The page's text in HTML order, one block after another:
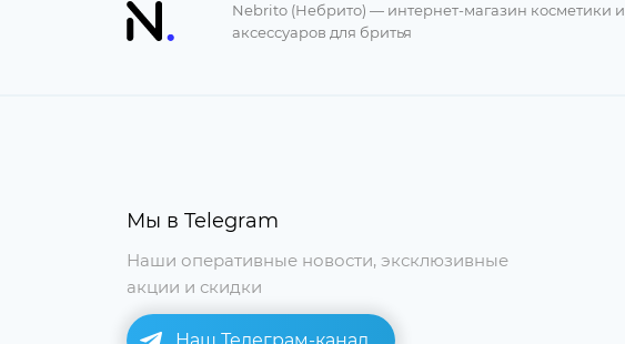
Nebrito (Небрито) — интернет-магазин косметики и
аксессуаров для бритья
Мы в Telegram
Наши оперативные новости, эксклюзивные
акции и скидки